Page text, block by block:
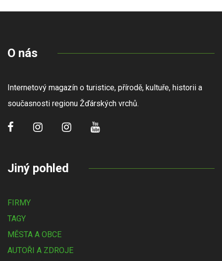
O nás
Internetový magazín o turistice, přírodě, kultuře, historii a
současnosti regionu Žďárských vrchů.
Jiný pohled
FIRMY
TAGY
MĚSTA A OBCE
AUTOŘI A ZDROJE